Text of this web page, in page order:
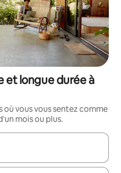
et longue durée à
vous vous sentez comme
mois ou plus.
utilisez les flèches vers le